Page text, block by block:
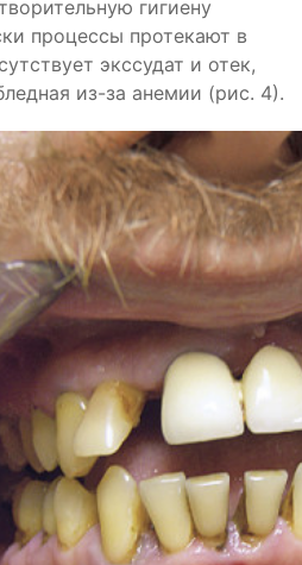
гигиену
процессы протекают в
экссудат и отек,
из-за анемии (рис. 4).